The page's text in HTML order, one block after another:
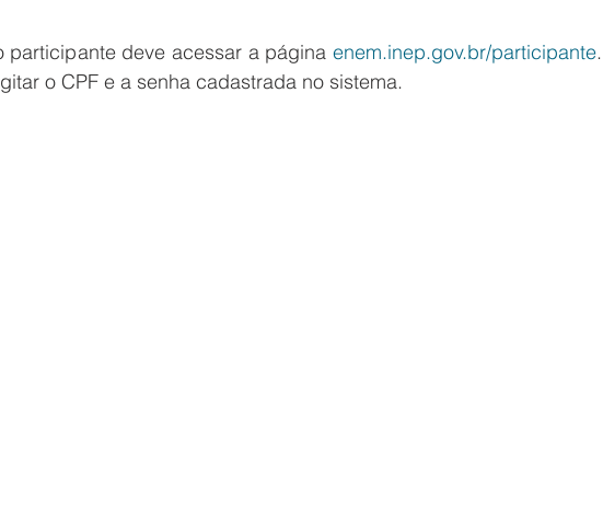
participante deve acessar a página enem.inep.gov.br/participante.
o CPF e a senha cadastrada no sistema.